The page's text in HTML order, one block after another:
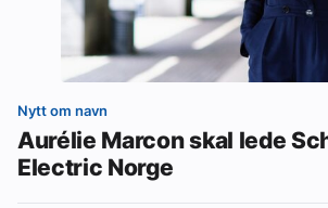
Nytt om navn
Aurélie Marcon skal lede
Electric Norge